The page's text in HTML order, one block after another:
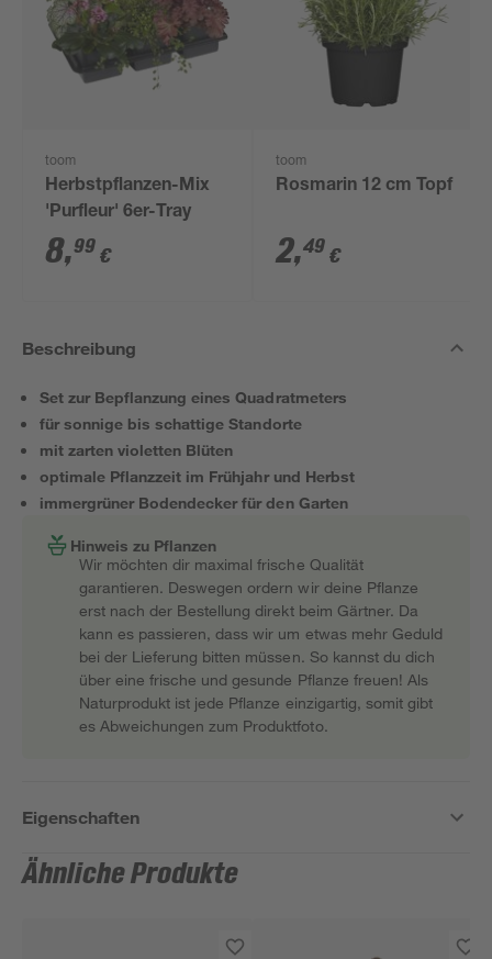
toom
Herbstpflanzen-Mix
'Purfleur' 6er-Tray
8,99 €
toom
Rosmarin 12 cm Topf
2,49 €
Beschreibung
Set zur Bepflanzung eines Quadratmeters
für sonnige bis schattige Standorte
mit zarten violetten Blüten
optimale Pflanzzeit im Frühjahr und Herbst
immergrüner Bodendecker für den Garten
Hinweis zu Pflanzen
Wir möchten dir maximal frische Qualität
garantieren. Deswegen ordern wir deine Pflanze
erst nach der Bestellung direkt beim Gärtner. Da
kann es passieren, dass wir um etwas mehr Geduld
bei der Lieferung bitten müssen. So kannst du dich
über eine frische und gesunde Pflanze freuen! Als
Naturprodukt ist jede Pflanze einzigartig, somit gibt
es Abweichungen zum Produktfoto.
Eigenschaften
Ähnliche Produkte